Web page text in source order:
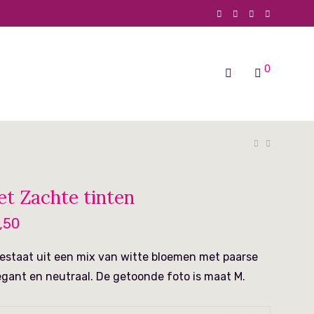
0
Zachte tinten
€ 59,50
uit een mix van witte bloemen met paarse
en neutraal. De getoonde foto is maat M.